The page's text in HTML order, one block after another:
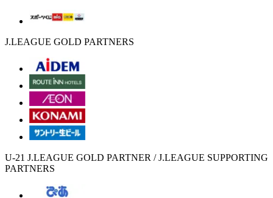
J.LEAGUE GOLD PARTNERS
U-21 J.LEAGUE GOLD PARTNER / J.LEAGUE SUPPORTING
PARTNERS